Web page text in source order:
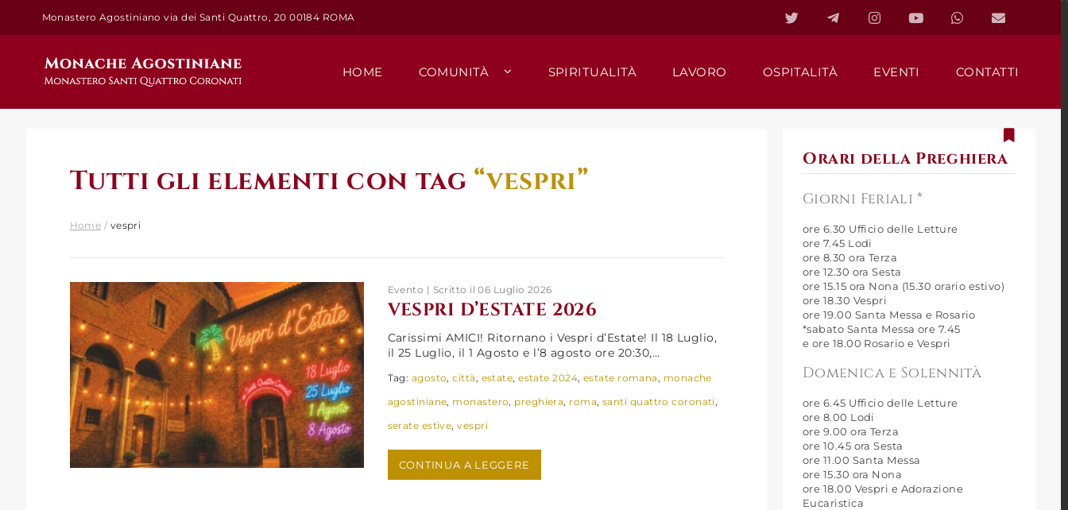
al
contenuto
Monastero Agostiniano via dei Santi Quattro, 20 00184 ROMA
HOME COMUNITÀ SPIRITUALITÀ LAVORO OSPITALITÀ EVENTI CONTATTI
Tutti gli elementi con tag “vespri”
Home / vespri
Evento | Scritto il 06 Luglio 2026
VESPRI D’ESTATE 2026
Carissimi AMICI! Ritornano i Vespri d’Estate! Il 18 Luglio,
il 25 Luglio, il 1 Agosto e l’8 agosto ore 20:30,...
Tag: agosto,città, estate,estate 2024, estate romana, monache
agostiniane, monastero, preghiera, roma,santi quattro coronati,
serate estive,vespri
CONTINUA A LEGGERE
Orari della Preghiera
Giorni Feriali *
ore 6.30 Ufficio delle Letture
ore 7.45 Lodi
ore 8.30 ora Terza
ore 12.30 ora Sesta
ore 15.15 ora Nona (15.30 orario estivo)
ore 18.30 Vespri
ore 19.00 Santa Messa e Rosario
*sabato Santa Messa ore 7.45
e ore 18.00 Rosario e Vespri
Domenica e Solennità
ore 6.45 Ufficio delle Letture
ore 8.00 Lodi
ore 9.00 ora Terza
ore 10.45 ora Sesta
ore 11.00 Santa Messa
ore 15.30 ora Nona
ore 18.00 Vespri e Adorazione
Eucaristica